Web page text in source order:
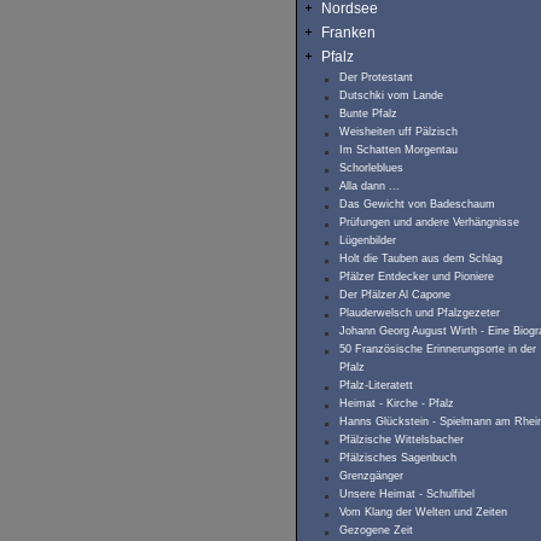
Nordsee
Franken
Pfalz
Der Protestant
Dutschki vom Lande
Bunte Pfalz
Weisheiten uff Pälzisch
Im Schatten Morgentau
Schorleblues
Alla dann ...
Das Gewicht von Badeschaum
Prüfungen und andere Verhängnisse
Lügenbilder
Holt die Tauben aus dem Schlag
Pfälzer Entdecker und Pioniere
Der Pfälzer Al Capone
Plauderwelsch und Pfalzgezeter
Johann Georg August Wirth - Eine
50 Französische Erinnerungsorte in der
Pfalz
Pfalz-Literatett
Heimat - Kirche - Pfalz
Hanns Glückstein - Spielmann am
Pfälzische Wittelsbacher
Pfälzisches Sagenbuch
Grenzgänger
Unsere Heimat - Schulfibel
Vom Klang der Welten und Zeiten
Gezogene Zeit